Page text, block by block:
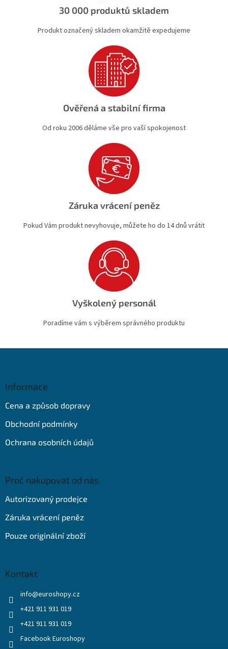
y
ý
i
s
u
30 000 produktů skladem
Produkt označený skladem okamžitě expedujeme
Ověřená a stabilní firma
Od roku 2006 děláme vše pro vaší spokojenost
Záruka vrácení peněz
Pokud Vám produkt nevyhovuje, můžete ho do 14 dnů vrátit
Vyškolený personál
Poradíme vám s výběrem správného produktu
Informace
Cena a způsob dopravy
Obchodní podmínky
Ochrana osobních údajů
Proč nakupovat od nás
Autorizovaný prodejce
Záruka vrácení peněz
Pouze originální zboží
Kontakt
info@euroshopy.cz
+421 911 931 019
+421 911 931 019
Facebook Euroshopy